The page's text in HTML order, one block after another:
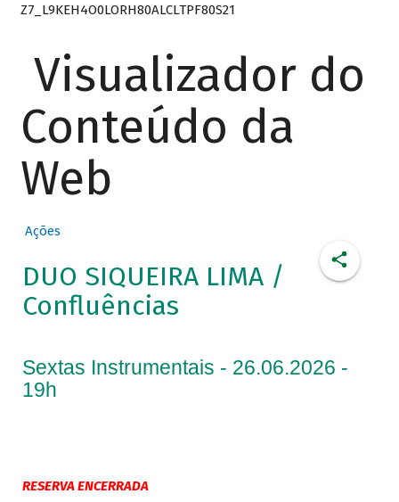
Z7_L9KEH4O0LORH80ALCLTPF80S21
Visualizador do
Conteúdo da
Web
Ações
DUO SIQUEIRA LIMA /
Confluências
Sextas Instrumentais - 26.06.2026 -
19h
RESERVA ENCERRADA